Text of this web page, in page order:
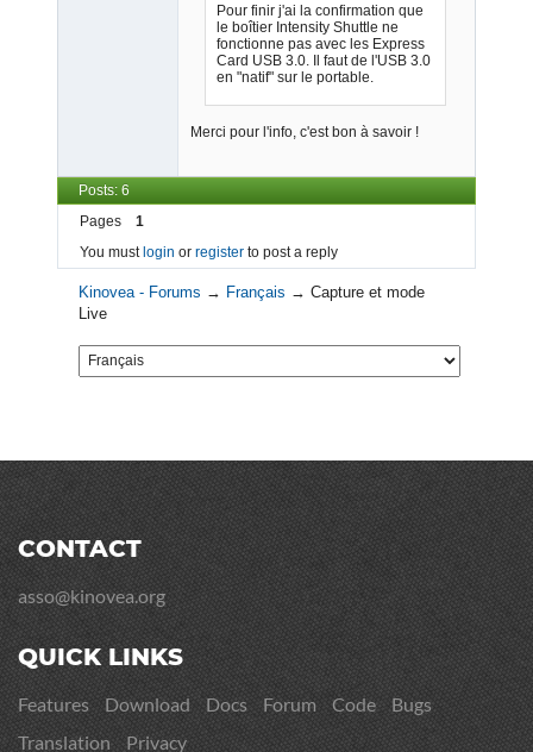
Pour finir j'ai la confirmation que
le boîtier Intensity Shuttle ne
fonctionne pas avec les Express
Card USB 3.0. Il faut de l'USB 3.0
en "natif" sur le portable.
Merci pour l'info, c'est bon à savoir !
Posts: 6
Pages
1
You must login or register to post a reply
Kinovea - Forums → Français →Capture et mode
Live
CONTACT
asso@kinovea.org
QUICK LINKS
Features Download Docs Forum Code
Bugs
Translation
Privacy